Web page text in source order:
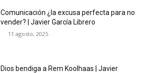
Comunicación ¿la excusa perfecta para no
vender? | Javier García Librero
11 agosto, 2025
Dios bendiga a Rem Koolhaas | Javier